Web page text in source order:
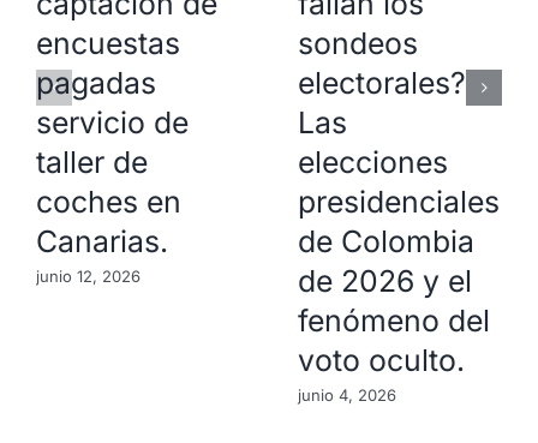
encuestas
pagadas
servicio de
taller de
coches en
Canarias.
junio 12, 2026
sondeos
electorales?
Las
elecciones
presidenciales
de Colombia
de 2026 y el
fenómeno del
voto oculto.
junio 4, 2026